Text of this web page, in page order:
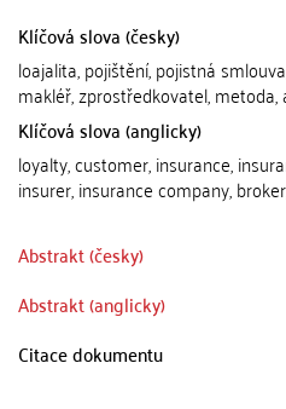
Klíčová slova (česky)
loajalita, pojištění, pojistná
makléř, zprostředkovatel, metoda,
Klíčová slova (anglicky)
loyalty, customer, insurance,
insurer, insurance company,
Abstrakt (česky)
Abstrakt (anglicky)
Citace dokumentu